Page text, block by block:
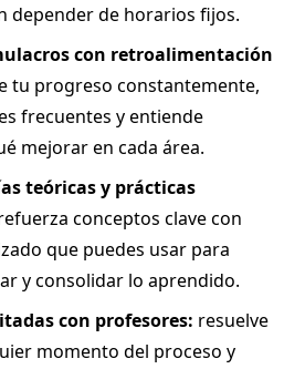
depender de horarios fijos.
con retroalimentación
tu progreso constantemente,
frecuentes y entiende
mejorar en cada área.
teóricas y prácticas
conceptos clave con
que puedes usar para
y consolidar lo aprendido.
con profesores: resuelve
momento del proceso y